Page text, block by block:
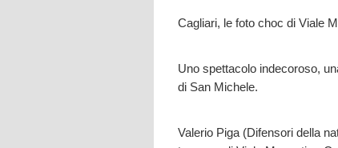
Cagliari, le foto choc di Viale
Uno spettacolo indecoroso,
di San Michele.
Valerio Piga (Difensori della